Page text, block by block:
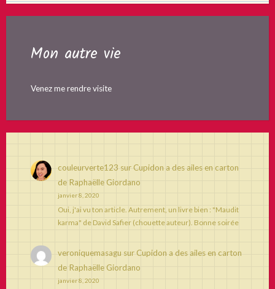
Mon autre vie
Venez me rendre visite
couleurverte123 sur Cupidon a des ailes en carton
de Raphaëlle Giordano
janvier 8, 2020
Oui, j'ai vu ton article. Autrement, un livre bien : "Maudit
karma" de David Safier (chouette auteur). Bonne soirée
veroniquemasagu sur Cupidon a des ailes en carton
de Raphaëlle Giordano
janvier 8, 2020